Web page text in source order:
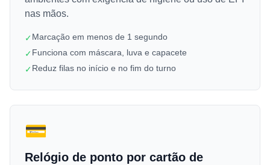
nas mãos.
✓Marcação em menos de 1 segundo
✓Funciona com máscara, luva e capacete
✓Reduz filas no início e no fim do turno
💳
Relógio de ponto por cartão de